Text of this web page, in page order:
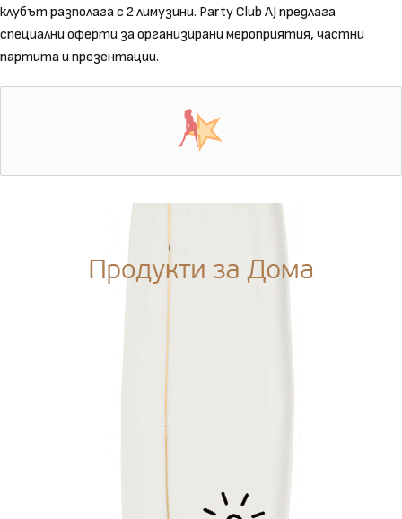
клубът разполага с 2 лимузини. Party Club AJ предлага
специални оферти за организирани мероприятия, частни
партита и презентации.